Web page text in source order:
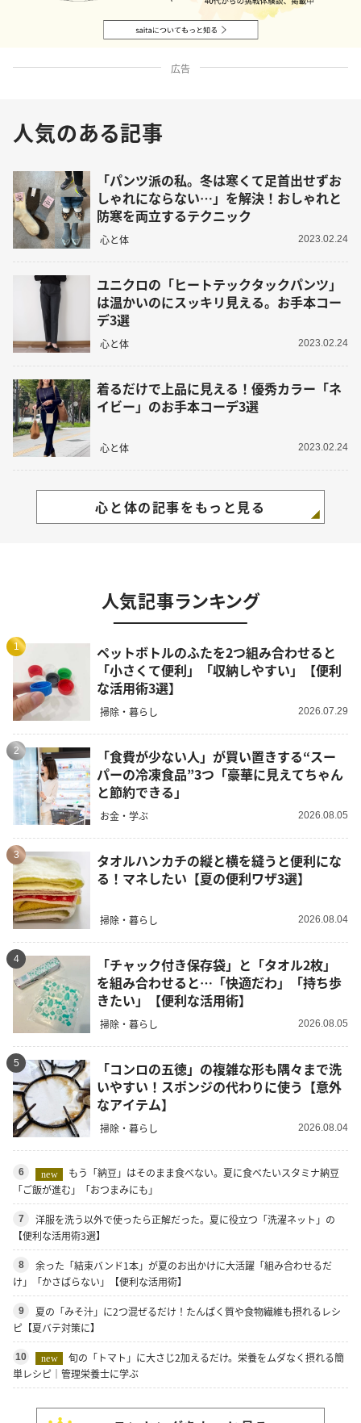
広告
人気のある記事
「パンツ派の私。冬は寒くて足首出せずお
しゃれにならない…」を解決！おしゃれと
防寒を両立するテクニック
心と体 2023.02.24
ユニクロの「ヒートテックタックパンツ」
は温かいのにスッキリ見える。お手本コー
デ3選
心と体 2023.02.24
着るだけで上品に見える！優秀カラー「ネ
イビー」のお手本コーデ3選
心と体 2023.02.24
心と体の記事をもっと見る
人気記事ランキング
1
ペットボトルのふたを2つ組み合わせると
「小さくて便利」「収納しやすい」【便利
な活用術3選】
掃除・暮らし 2026.07.29
2
「食費が少ない人」が買い置きする“スー
パーの冷凍食品”3つ「豪華に見えてちゃん
と節約できる」
お金・学ぶ 2026.08.05
3
タオルハンカチの縦と横を縫うと便利にな
る！マネしたい【夏の便利ワザ3選】
掃除・暮らし 2026.08.04
4
「チャック付き保存袋」と「タオル2枚」
を組み合わせると…「快適だわ」「持ち歩
きたい」【便利な活用術】
掃除・暮らし 2026.08.05
5
「コンロの五徳」の複雑な形も隅々まで洗
いやすい！スポンジの代わりに使う【意外
なアイテム】
掃除・暮らし 2026.08.04
6 new
もう「納豆」はそのまま食べない。夏に食べたいスタミナ納豆
「ご飯が進む」「おつまみにも」
7
洋服を洗う以外で使ったら正解だった。夏に役立つ「洗濯ネット」の
【便利な活用術3選】
8
余った「結束バンド1本」が夏のお出かけに大活躍「組み合わせるだ
け」「かさばらない」【便利な活用術】
9
夏の「みそ汁」に2つ混ぜるだけ！たんぱく質や食物繊維も摂れるレシ
ピ【夏バテ対策に】
10 new
旬の「トマト」に大さじ2加えるだけ。栄養をムダなく摂れる簡
単レシピ｜管理栄養士に学ぶ